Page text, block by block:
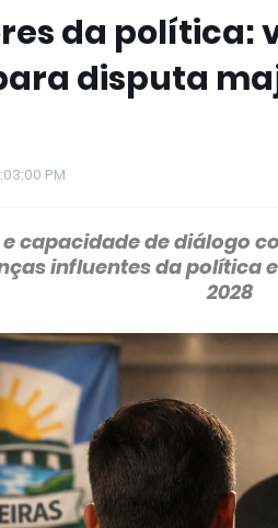
da política:
disputa
PM
capacidade de diálogo
influentes da política
2028